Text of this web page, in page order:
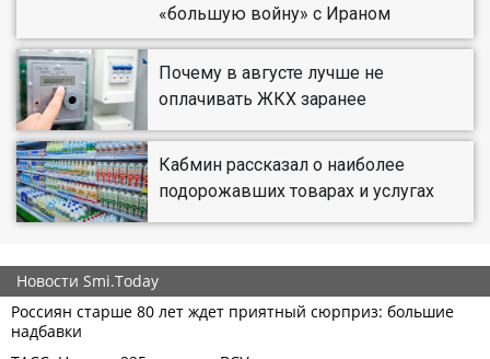
«большую войну» с Ираном
Почему в августе лучше не
оплачивать ЖКХ заранее
Кабмин рассказал о наиболее
подорожавших товарах и услугах